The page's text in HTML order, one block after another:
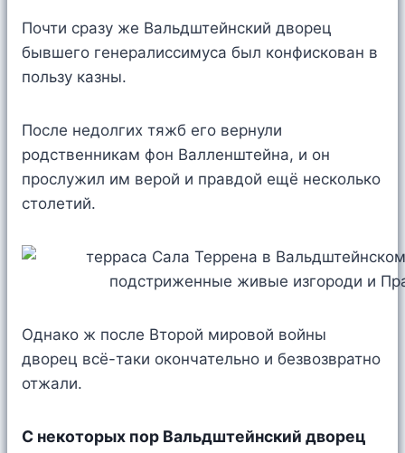
Почти сразу же Вальдштейнский дворец
бывшего генералиссимуса был конфискован в
пользу казны.
После недолгих тяжб его вернули
родственникам фон Валленштейна, и он
прослужил им верой и правдой ещё несколько
столетий.
Однако ж после Второй мировой войны
дворец всё-таки окончательно и безвозвратно
отжали.
С некоторых пор Вальдштейнский дворец